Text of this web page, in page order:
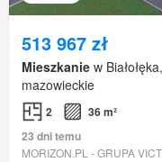
513 967 zł
Mieszkanie w
mazowieckie
2
36 m²
23 dni temu
MORIZON.PL - GRUPA